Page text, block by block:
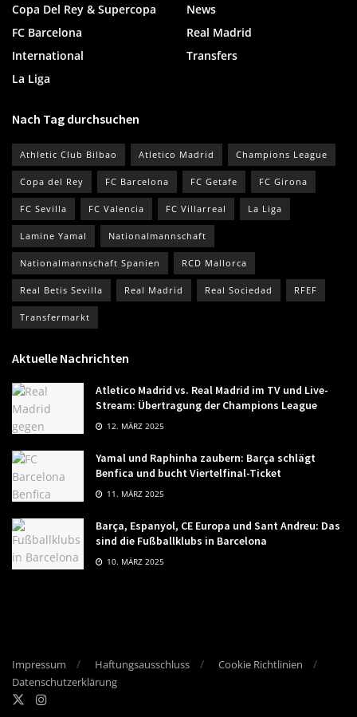
Copa Del Rey & Supercopa
FC Barcelona
International
La Liga
News
Real Madrid
Transfers
Nach Tag durchsuchen
Athletic Club Bilbao Atletico Madrid Champions League
Copa del Rey FC Barcelona FC Getafe FC Girona
FC Sevilla FC Valencia FC Villarreal La Liga
Lamine Yamal Nationalmannschaft
Nationalmannschaft Spanien RCD Mallorca
Real Betis Sevilla Real Madrid Real Sociedad RFEF
Transfermarkt
Aktuelle Nachrichten
Atletico Madrid vs. Real Madrid im TV und Live-
Stream: Übertragung der Champions League
12. MÄRZ 2025
Yamal und Raphinha zaubern: Barça schlägt
Benfica und bucht Viertelfinal-Ticket
11. MÄRZ 2025
Barça, Espanyol, CE Europa und Sant Andreu: Das
sind die Fußballklubs in Barcelona
10. MÄRZ 2025
Impressum Haftungsausschluss
Cookie Richtlinien
Datenschutzerklärung